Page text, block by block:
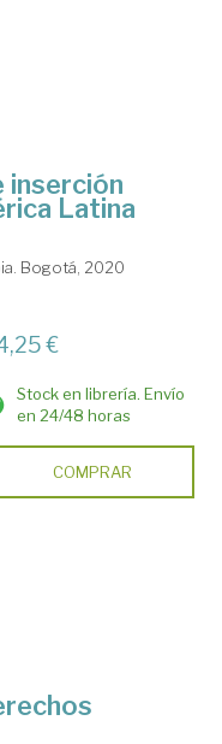
inserción
Latina
Bogotá, 2020
€
Stock en librería. Envío
en 24/48 horas
COMPRAR